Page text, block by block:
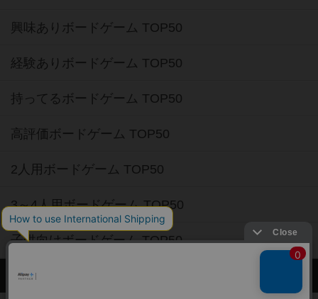
興味ありボードゲーム TOP50
経験ありボードゲーム TOP50
持ってるボードゲーム TOP50
高評価ボードゲーム TOP50
2人用ボードゲーム TOP50
3～4人用ボードゲーム TOP50
子供向けボードゲーム TOP50
ボードゲームカフェ